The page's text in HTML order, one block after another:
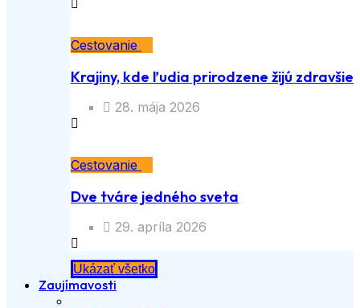
Cestovanie
Krajiny, kde ľudia prirodzene žijú zdravšie
28. mája 2026
Cestovanie
Dve tváre jedného sveta
29. apríla 2026
Ukázať všetko
Zaujímavosti